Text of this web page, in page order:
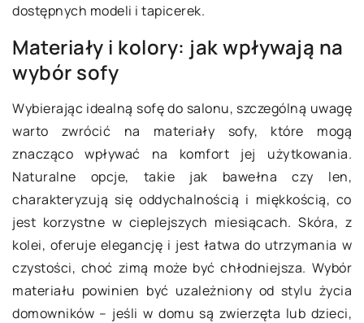
dostępnych modeli i tapicerek.
Materiały i kolory: jak wpływają na
wybór sofy
Wybierając idealną sofę do salonu, szczególną uwagę
warto zwrócić na materiały sofy, które mogą
znacząco wpływać na komfort jej użytkowania.
Naturalne opcje, takie jak bawełna czy len,
charakteryzują się oddychalnością i miękkością, co
jest korzystne w cieplejszych miesiącach. Skóra, z
kolei, oferuje elegancję i jest łatwa do utrzymania w
czystości, choć zimą może być chłodniejsza. Wybór
materiału powinien być uzależniony od stylu życia
domowników – jeśli w domu są zwierzęta lub dzieci,